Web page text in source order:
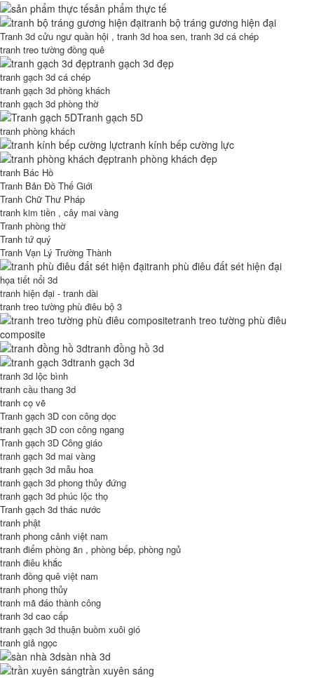
sản phẩm thực tế
tranh bộ tráng gương hiện đại
Tranh 3d cửu ngư quần hội , tranh 3d hoa sen, tranh 3d cá chép
tranh treo tường đồng quê
tranh gạch 3d đẹp
tranh gạch 3d cá chép
tranh gạch 3d phòng khách
tranh gạch 3d phòng thờ
Tranh gạch 5D
tranh phòng khách
tranh kính bếp cường lực
tranh phòng khách đẹp
tranh Bác Hồ
Tranh Bản Đồ Thế Giới
Tranh Chữ Thư Pháp
tranh kim tiền , cây mai vàng
Tranh phòng thờ
Tranh tứ quý
Tranh Vạn Lý Trường Thành
tranh phù điêu đất sét hiện đại
họa tiết nổi 3d
tranh hiện đại - tranh dài
tranh treo tường phù điêu bộ 3
tranh treo tường phù điêu
composite
tranh đồng hồ 3d
tranh gạch 3d
tranh 3d lộc bình
tranh cầu thang 3d
tranh cọ vẽ
Tranh gạch 3D con công dọc
tranh gạch 3D con công ngang
Tranh gạch 3D Công giáo
tranh gạch 3d mai vàng
tranh gạch 3d mẫu hoa
tranh gạch 3d phong thủy đứng
tranh gạch 3d phúc lộc thọ
Tranh gạch 3d thác nước
tranh phật
tranh phong cảnh việt nam
tranh điểm phòng ăn , phòng bếp, phòng ngủ
tranh điêu khắc
tranh đồng quê việt nam
tranh phong thủy
tranh mã đáo thành công
tranh 3d cao cấp
tranh gạch 3d thuận buồm xuôi gió
tranh giả ngọc
sàn nhà 3d
trần xuyên sáng